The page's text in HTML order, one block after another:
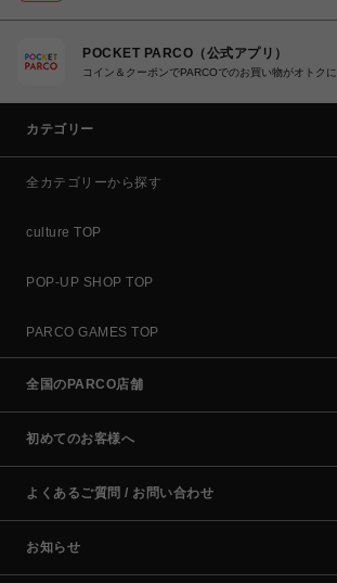
POCKET PARCO（公式アプリ）
コイン＆クーポンでPARCOでのお買い物がオトクに
カテゴリー
全カテゴリーから探す
culture TOP
POP-UP SHOP TOP
PARCO GAMES TOP
全国のPARCO店舗
初めてのお客様へ
よくあるご質問 / お問い合わせ
お知らせ